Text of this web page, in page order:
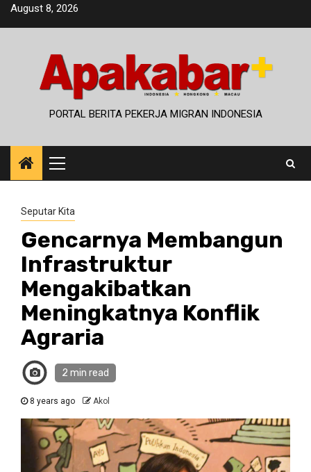
SkipAugust 8, 2026
PORTAL BERITA PEKERJA MIGRAN INDONESIA
Primary
Menu
Seputar Kita
Gencarnya Membangun
Infrastruktur
Mengakibatkan
Meningkatnya Konflik
Agraria
2 min read
8 years ago Akol